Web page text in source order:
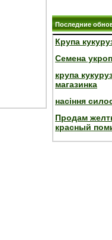
Последние
Крупа
Семена
крупа
магазинка
насіння
Продам
красный